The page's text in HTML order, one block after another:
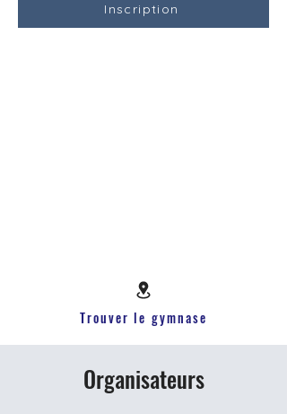
Inscription
Trouver le gymnase
Organisateurs